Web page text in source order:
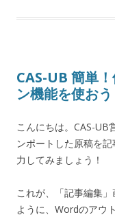
CAS-UB 簡単
ン機能を使おう
こんにちは。CAS-UB
ンポートした原稿を
力してみましょう！
これが、「記事編集
ように、Wordのアウ